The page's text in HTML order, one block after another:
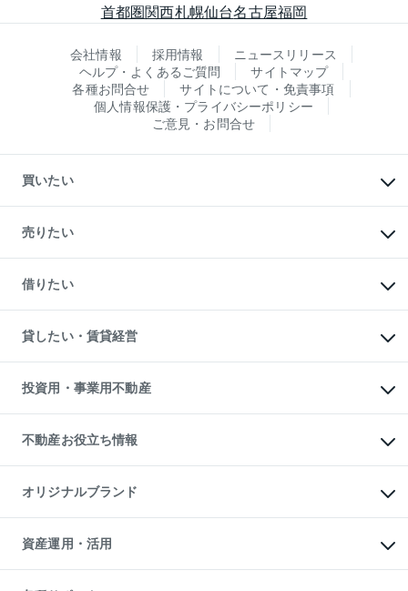
首都圏関西札幌仙台名古屋福岡
会社情報 採用情報
ニュースリリース
ヘルプ・よくあるご質問
サイトマップ
各種お問合せ
サイトについて・免責事項
個人情報保護・プライバシーポリシー
ご意見・お問合せ
買いたい
新築・分譲マンションの購入
中古マンションの購入
一戸建ての購入
中古一戸建ての購入
不動産購入の流れ
注目キーワード物件特集
購入ガイド
English 繁体中文簡体中文
売りたい
一戸建ての売却・査定
土地の売却・査定
スピードAI査定
不動産査定について
不動産売却の流れ
不動産買換えの流れ
売却ガイド
借りたい
オフィス・店舗の賃貸
借りるときの流れ
借りるガイド
貸したい・賃貸経営
マンション賃料データ
賃貸管理プラン
リロケーションについて
貸すガイド
投資用・事業用不動産
事業用不動産
マンション投資
投資用マンション
アパート経営
収益物件
ビル購入（ビル一棟）
投資用不動産の売却査定
事業用不動産の売却査定
不動産お役立ち情報
マンションライブラリー
人気マンションランキング
暮らしに役立つ不動産メディア
不動産相場・不動産価格情報
不動産コラム・ニュース
オリジナルブランド
一棟リノベーションマンション
L`GENTE（ルジェンテ）
区分リノベーションマンション
資産運用・活用